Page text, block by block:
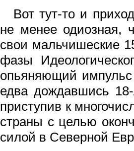
Вот тут-то и
не менее одиозная,
свои мальчишеские
фазы
опьяняющий импульс
едва дождавшись 18-
приступив к
страны с целью
силой в Северной